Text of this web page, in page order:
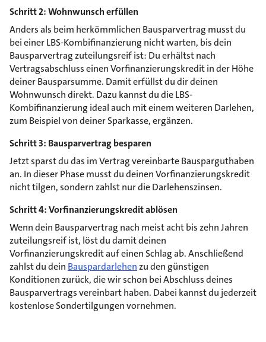
Schritt 2: Wohnwunsch erfüllen
Anders als beim herkömmlichen Bausparvertrag musst du
bei einer LBS-Kombifinanzierung nicht warten, bis dein
Bausparvertrag zuteilungsreif ist: Du erhältst nach
Vertragsabschluss einen Vorfinanzierungskredit in der Höhe
deiner Bausparsumme. Damit erfüllst du dir deinen
Wohnwunsch direkt. Dazu kannst du die LBS-
Kombifinanzierung ideal auch mit einem weiteren Darlehen,
zum Beispiel von deiner Sparkasse, ergänzen.
Schritt 3: Bausparvertrag besparen
Jetzt sparst du das im Vertrag vereinbarte Bausparguthaben
an. In dieser Phase musst du deinen Vorfinanzierungskredit
nicht tilgen, sondern zahlst nur die Darlehenszinsen.
Schritt 4: Vorfinanzierungskredit ablösen
Wenn dein Bausparvertrag nach meist acht bis zehn Jahren
zuteilungsreif ist, löst du damit deinen
Vorfinanzierungskredit auf einen Schlag ab. Anschließend
zahlst du dein Bauspardarlehenzu den günstigen
Konditionen zurück, die wir schon bei Abschluss deines
Bausparvertrags vereinbart haben. Dabei kannst du jederzeit
kostenlose Sondertilgungen vornehmen.